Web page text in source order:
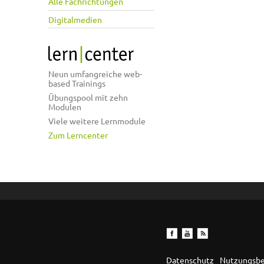
Digitalmedien
Neun umfangreiche web-
based Trainings
Übungspool mit zehn
Modulen
Viele weitere Lernmodule
Zum Lerncenter
Datenschutz